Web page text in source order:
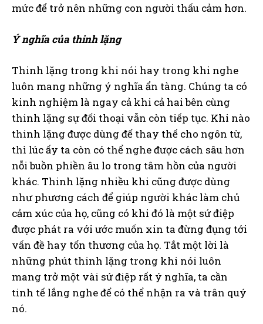
mức để trở nên những con người thấu cảm hơn.
Ý nghĩa của thinh lặng
Thinh lặng trong khi nói hay trong khi nghe
luôn mang những ý nghĩa ẩn tàng. Chúng ta có
kinh nghiệm là ngay cả khi cả hai bên cùng
thinh lặng sự đối thoại vẫn còn tiếp tục. Khi nào
thinh lặng được dùng để thay thế cho ngôn từ,
thì lúc ấy ta còn có thể nghe được cách sâu hơn
nỗi buồn phiền âu lo trong tâm hồn của người
khác. Thinh lặng nhiều khi cũng được dùng
như phương cách để giúp người khác làm chủ
cảm xúc của họ, cũng có khi đó là một sứ điệp
được phát ra với ước muốn xin ta đừng đụng tới
vấn đề hay tổn thương của họ. Tắt một lời là
những phút thinh lặng trong khi nói luôn
mang trở một vài sứ điệp rất ý nghĩa, ta cần
tinh tế lắng nghe để có thể nhận ra và trân quý
nó.